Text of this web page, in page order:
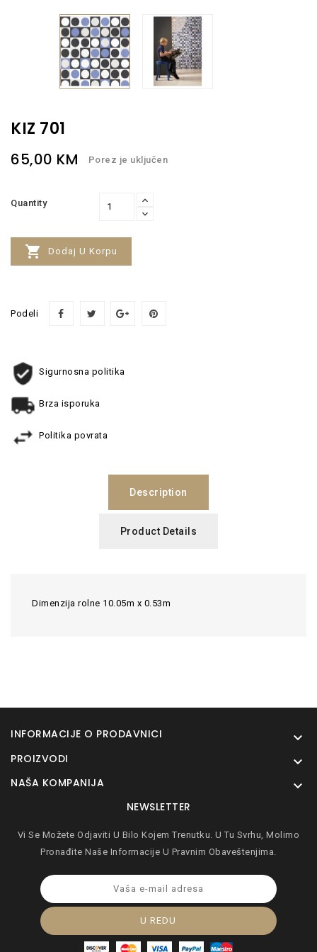
KIZ 701
65,00 KM Porez je uključen
Quantity
 Dodaj U Korpu
Podeli
Sigurnosna politika
Brza isporuka
Politika povrata
Description
Product Details
Dimenzija rolne 10.05m x 0.53m
INFORMACIJE O PRODAVNICI 
PROIZVODI 
NAŠA KOMPANIJA 
NEWSLETTER
Vi Se Možete Odjaviti U Bilo Kojem Trenutku. U Tu Svrhu, Molimo
Pronađite Naše Informacije U Pravnim Obaveštenjima.